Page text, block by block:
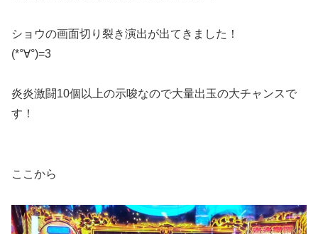
ショウの画面切り裂き演出が出てきました！
(*°∀°)=3
炎炎激闘10個以上の示唆なので大量出玉の大チャンスで
す！
ここから